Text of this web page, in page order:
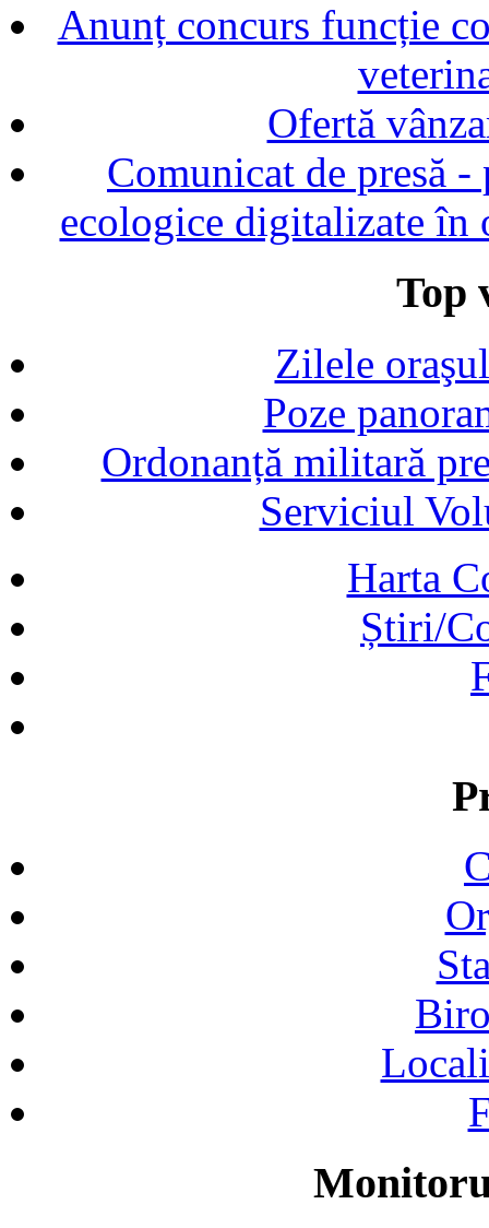
Anunț concurs funcție
Ofertă
Comunicat de presă
ecologice digitalizate în
Top
Zilele
Poze
Ordonanță militară
Serviciul
Harta
Știri/